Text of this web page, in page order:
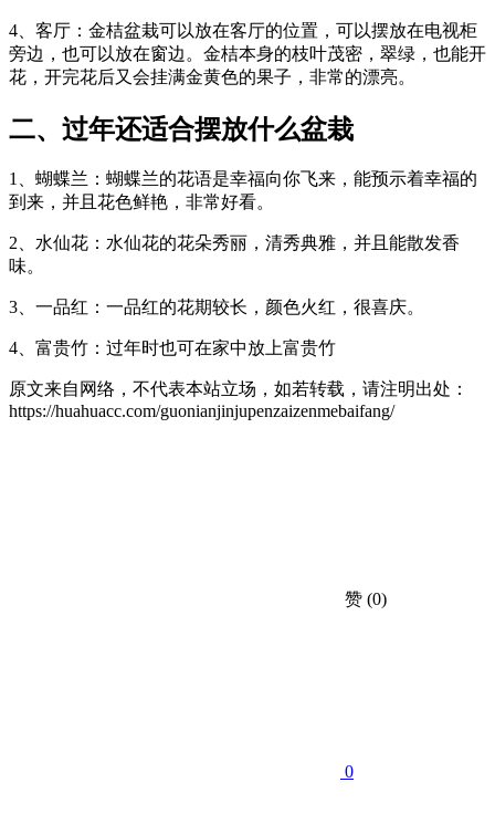
4、客厅：金桔盆栽可以放在客厅的位置，可以摆放在电视柜
旁边，也可以放在窗边。金桔本身的枝叶茂密，翠绿，也能开
花，开完花后又会挂满金黄色的果子，非常的漂亮。
二、过年还适合摆放什么盆栽
1、蝴蝶兰：蝴蝶兰的花语是幸福向你飞来，能预示着幸福的
到来，并且花色鲜艳，非常好看。
2、水仙花：水仙花的花朵秀丽，清秀典雅，并且能散发香
味。
3、一品红：一品红的花期较长，颜色火红，很喜庆。
4、富贵竹：过年时也可在家中放上富贵竹
原文来自网络，不代表本站立场，如若转载，请注明出处：
https://huahuacc.com/guonianjinjupenzaizenmebaifang/
赞 (0)
0